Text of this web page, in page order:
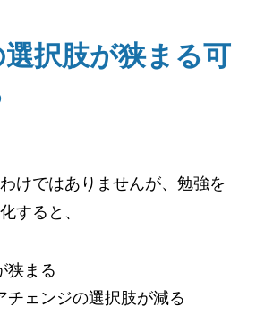
択肢が狭まる可
けではありませんが、勉強を
すると、
狭まる
チェンジの選択肢が減る